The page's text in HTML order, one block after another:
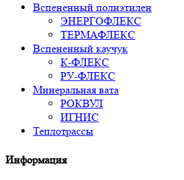
Вспененный полиэтилен
ЭНЕРГОФЛЕКС
ТЕРМАФЛЕКС
Вспененный каучук
К-ФЛЕКС
РУ-ФЛЕКС
Минеральная вата
РОКВУЛ
ИГНИС
Теплотрассы
Информация